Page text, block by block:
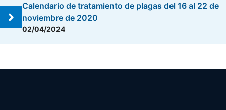
Calendario de tratamiento de plagas del 16 al 22 de
noviembre de 2020
02/04/2024